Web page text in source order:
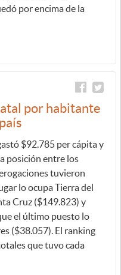
por encima de la
por habitante
$92.785 per cápita y
posición entre los
tuvieron
lo ocupa Tierra del
Cruz ($149.823) y
el último puesto lo
($38.057). El ranking
que tuvo cada